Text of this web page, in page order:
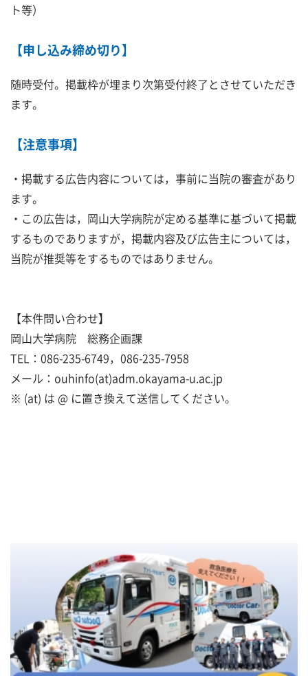
ト等）
【申し込み締め切り】
随時受付。掲載枠が埋まり次第受付終了とさせていただき
ます。
【注意事項】
・掲載する広告内容については，事前に当院の審査があり
ます。
・この広告は，岡山大学病院が定める基準に基づいて掲載
するものでありますが，掲載内容及び広告主については，
当院が推奨等をするものではありません。
【本件問い合わせ】
岡山大学病院 総務企画課
TEL：086-235-6749，086-235-7958
メール：ouhinfo(at)adm.okayama-u.ac.jp
※ (at) は @ に置き換えて送信してください。